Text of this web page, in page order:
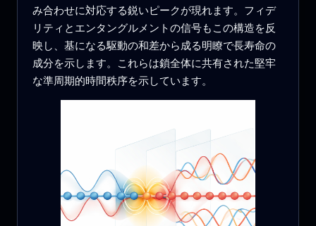
み合わせに対応する鋭いピークが現れます。フィデ
リティとエンタングルメントの信号もこの構造を反
映し、基になる駆動の和差から成る明瞭で長寿命の
成分を示します。これらは鎖全体に共有された堅牢
な準周期的時間秩序を示しています。